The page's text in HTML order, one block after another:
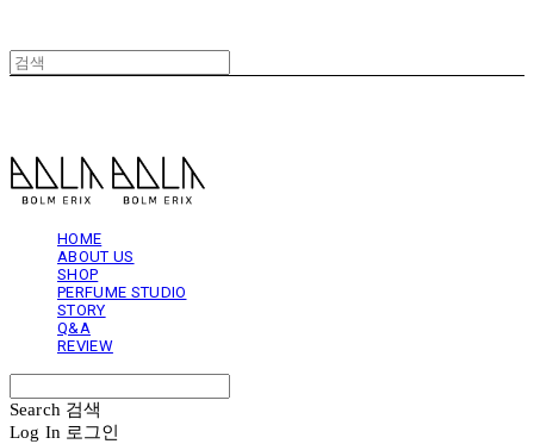
HOME
ABOUT US
SHOP
PERFUME STUDIO
STORY
Q&A
REVIEW
Search 검색
Log In 로그인